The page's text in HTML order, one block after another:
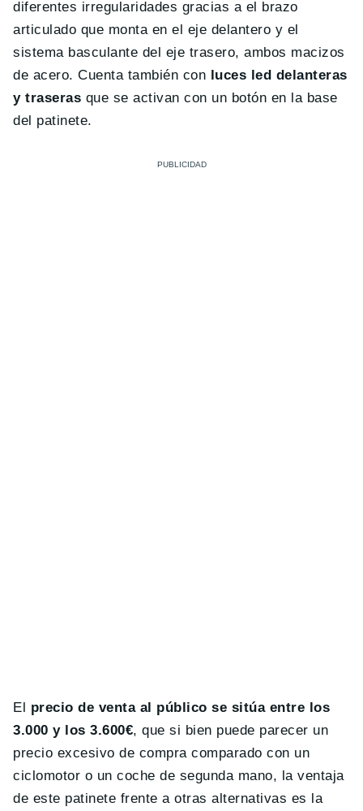
diferentes irregularidades gracias a el brazo
articulado que monta en el eje delantero y el
sistema basculante del eje trasero, ambos macizos
de acero. Cuenta también con
luces led delanteras
y traseras que se activan con un botón en la base
del patinete.
El precio de venta al público se sitúa entre los
3.000 y los 3.600€, que si bien puede parecer un
precio excesivo de compra comparado con un
ciclomotor o un coche de segunda mano, la ventaja
de este patinete frente a otras alternativas es la